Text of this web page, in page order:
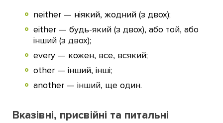
neither — ніякий, жодний (з двох);
either — будь-який (з двох), або той, або
інший (з двох);
every — кожен, все, всякий;
other — інший, інші;
another — інший, ще один.
Вказівні, присвійні та питальні